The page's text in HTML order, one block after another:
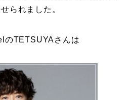
られました。
のTETSUYAさんは